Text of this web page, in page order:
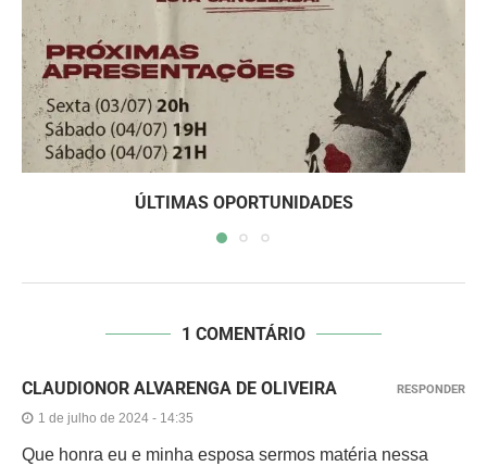
ÚLTIMAS OPORTUNIDADES
1 COMENTÁRIO
CLAUDIONOR ALVARENGA DE OLIVEIRA
1 de julho de 2024 - 14:35
Que honra eu e minha esposa sermos matéria nessa
RESPONDER